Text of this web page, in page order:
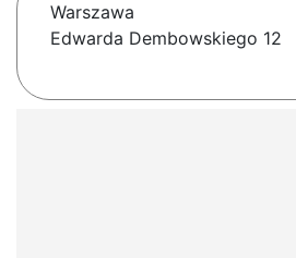
Warszawa
Edwarda Dembowskiego 12